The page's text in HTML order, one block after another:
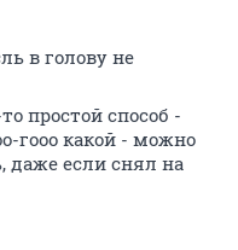
в голову не
простой способ -
гооо какой - можно
даже если снял на